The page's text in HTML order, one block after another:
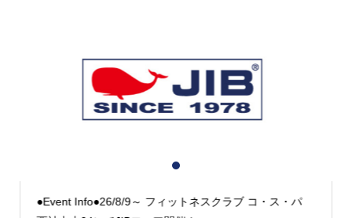
●Event Info●26/8/9～ フィットネスクラブ コ・ス・パ
2